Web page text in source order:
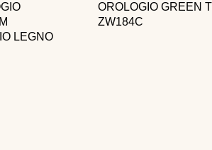
LEGNO
OROLOGIO GREEN
ZW184C